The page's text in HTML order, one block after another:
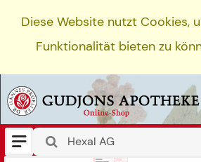
Diese Website nutzt Cookies,
Funktionalität bieten zu